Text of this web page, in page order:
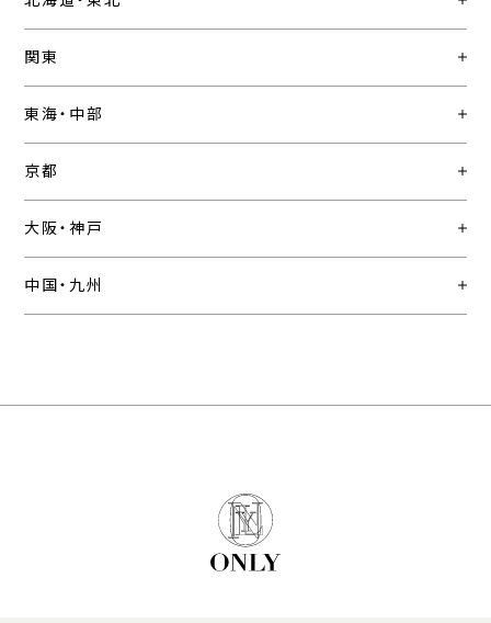
関東
東海・中部
京都
大阪・神戸
中国・九州